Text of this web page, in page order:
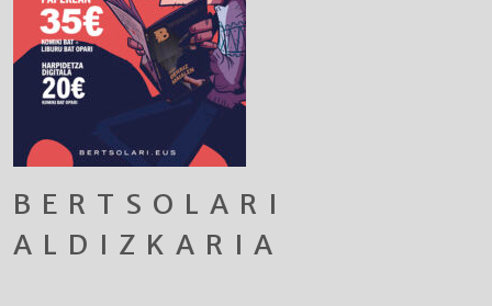
BERTSOLARI
ALDIZKARIA